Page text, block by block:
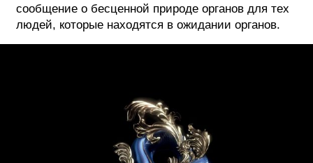
сообщение о бесценной природе органов для тех
людей, которые находятся в ожидании органов.